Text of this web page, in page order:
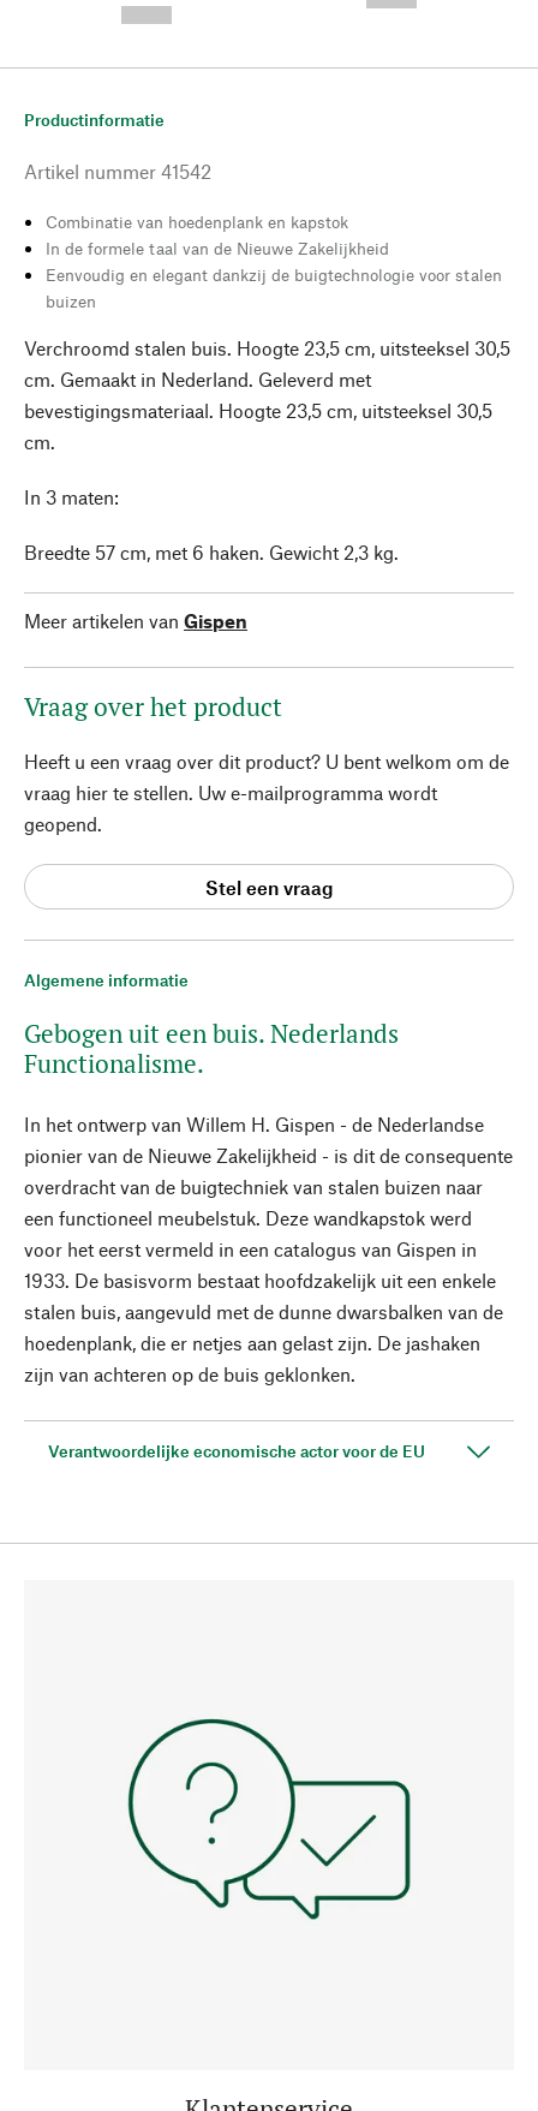
Algemene informatie
Gebogen uit een buis. Nederlands
Functionalisme.
In het ontwerp van Willem H. Gispen - de Nederlandse
pionier van de Nieuwe Zakelijkheid - is dit de consequente
overdracht van de buigtechniek van stalen buizen naar
een functioneel meubelstuk. Deze wandkapstok werd
voor het eerst vermeld in een catalogus van Gispen in
1933. De basisvorm bestaat hoofdzakelijk uit een enkele
stalen buis, aangevuld met de dunne dwarsbalken van de
hoedenplank, die er netjes aan gelast zijn. De jashaken
zijn van achteren op de buis geklonken.
Verantwoordelijke economische actor voor de EU
Productinformatie
Artikel nummer 41542
Combinatie van hoedenplank en kapstok
In de formele taal van de Nieuwe Zakelijkheid
Eenvoudig en elegant dankzij de buigtechnologie voor stalen
buizen
Verchroomd stalen buis. Hoogte 23,5 cm, uitsteeksel 30,5
cm. Gemaakt in Nederland. Geleverd met
bevestigingsmateriaal. Hoogte 23,5 cm, uitsteeksel 30,5
cm.
In 3 maten:
Breedte 57 cm, met 6 haken. Gewicht 2,3 kg.
Meer artikelen van Gispen
Vraag over het product
Heeft u een vraag over dit product? U bent welkom om de
vraag hier te stellen. Uw e-mailprogramma wordt
geopend.
Stel een vraag